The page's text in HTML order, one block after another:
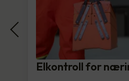
Elkontroll for